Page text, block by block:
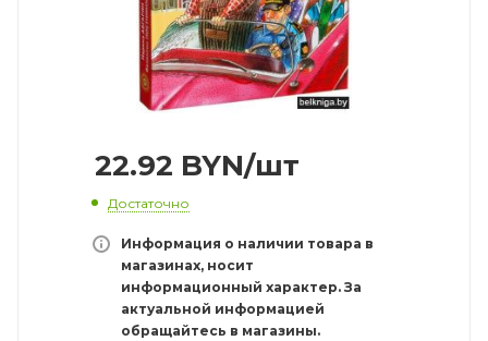
22.92 BYN/шт
Достаточно
Информация о наличии товара в
магазинах, носит
информационный характер. За
актуальной информацией
обращайтесь в магазины.